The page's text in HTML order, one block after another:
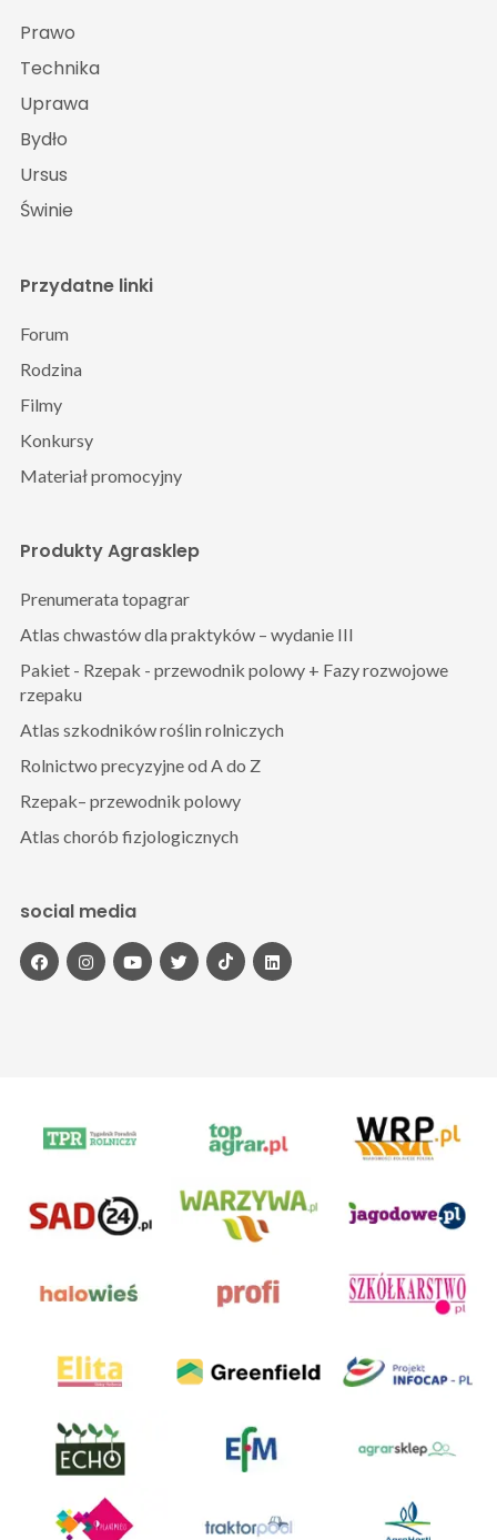
Prawo
Technika
Uprawa
Bydło
Ursus
Świnie
Produkty Agrasklep
Prenumerata topagrar
Atlas chwastów dla praktyków – wydanie III
Pakiet - Rzepak - przewodnik polowy + Fazy rozwojowe
rzepaku
Atlas szkodników roślin rolniczych
Rolnictwo precyzyjne od A do Z
Rzepak– przewodnik polowy
Atlas chorób fizjologicznych
Przydatne linki
Forum
Rodzina
Filmy
Konkursy
Materiał promocyjny
social media